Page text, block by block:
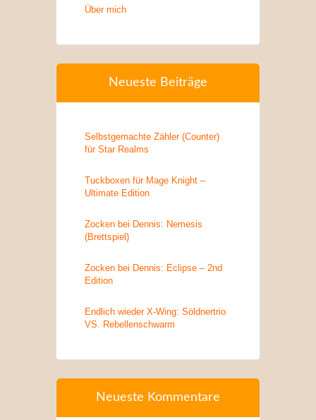
Über mich
Neueste Beiträge
Selbstgemachte Zähler (Counter)
für Star Realms
Tuckboxen für Mage Knight –
Ultimate Edition
Zocken bei Dennis: Nemesis
(Brettspiel)
Zocken bei Dennis: Eclipse – 2nd
Edition
Endlich wieder X-Wing: Söldnertrio
VS. Rebellenschwarm
Neueste Kommentare